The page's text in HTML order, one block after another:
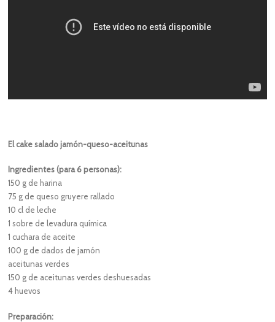
El cake salado jamón-queso-aceitunas
Ingredientes (para 6 personas):
150 g de harina
75 g de queso gruyere rallado
10 cl de leche
1 sobre de levadura química
1 cuchara de aceite
100 g de dados de jamón
aceitunas verdes
150 g de aceitunas verdes deshuesadas
4 huevos
Preparación: